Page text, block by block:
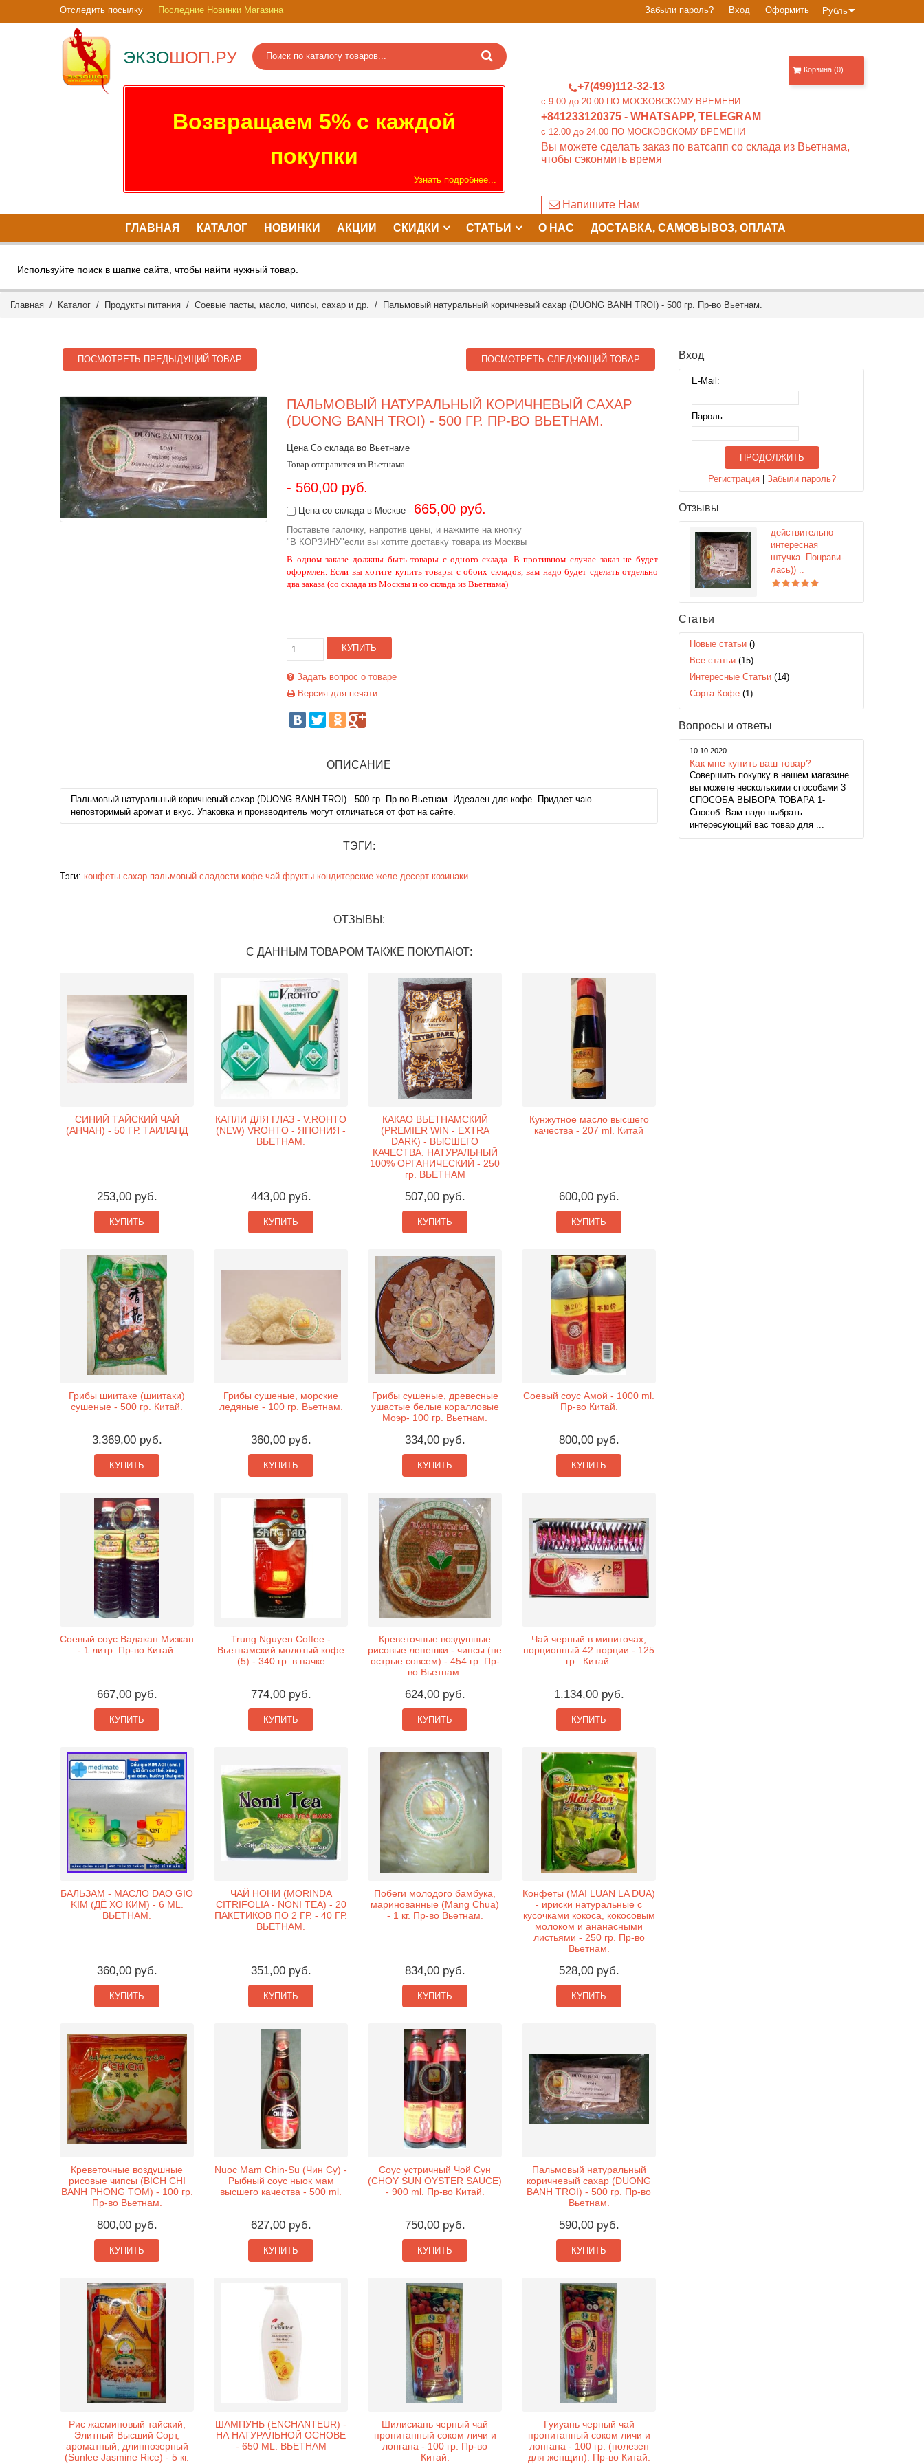
Рубль
Забыли пароль? Вход Оформить
Отследить посылку Последние Новинки Магазина
ЭКЗОШОП.РУ
+7(499)112-32-13
c 9.00 до 20.00 ПО МОСКОВСКОМУ ВРЕМЕНИ
+841233120375 - WHATSAPP, TELEGRAM
c 12.00 до 24.00 ПО МОСКОВСКОМУ ВРЕМЕНИ
Вы можете сделать заказ по ватсапп со склада из Вьетнама,
чтобы сэконмить время
Напишите Нам
Возвращаем 5% с каждой
покупки
Узнать подробнее...
Корзина (0)
ГЛАВНАЯ КАТАЛОГ НОВИНКИ АКЦИИ СКИДКИ СТАТЬИ О НАС ДОСТАВКА, САМОВЫВОЗ, ОПЛАТА
Используйте поиск в шапке сайта, чтобы найти нужный товар.
Главная / Каталог / Продукты питания / Соевые пасты, масло, чипсы, сахар и др. / Пальмовый натуральный коричневый сахар (DUONG BANH TROI) - 500 гр. Пр-во Вьетнам.
ПОСМОТРЕТЬ ПРЕДЫДУЩИЙ ТОВАР ПОСМОТРЕТЬ СЛЕДУЮЩИЙ ТОВАР
ПАЛЬМОВЫЙ НАТУРАЛЬНЫЙ КОРИЧНЕВЫЙ САХАР
(DUONG BANH TROI) - 500 ГР. ПР-ВО ВЬЕТНАМ.
Цена Со склада во Вьетнаме
Товар отправится из Вьетнама
- 560,00 руб.
Цена со склада в Москве - 665,00 руб.
Поставьте галочку, напротив цены, и нажмите на кнопку
"В КОРЗИНУ"если вы хотите доставку товара из Москвы
В одном заказе должны быть товары с одного склада. В противном случае заказ не будет
оформлен. Если вы хотите купить товары с обоих складов, вам надо будет сделать отдельно
два заказа (со склада из Москвы и со склада из Вьетнама)
КУПИТЬ
Задать вопрос о товаре
Версия для печати
ОПИСАНИЕ
Пальмовый натуральный коричневый сахар (DUONG BANH TROI) - 500 гр. Пр-во Вьетнам. Идеален для кофе. Придает чаю
неповторимый аромат и вкус. Упаковка и производитель могут отличаться от фот на сайте.
ТЭГИ:
Тэги: конфеты сахар пальмовый сладости кофе чай фрукты кондитерские желе десерт козинаки
ОТЗЫВЫ:
С ДАННЫМ ТОВАРОМ ТАКЖЕ ПОКУПАЮТ:
СИНИЙ ТАЙСКИЙ ЧАЙ
(АНЧАН) - 50 ГР. ТАИЛАНД
253,00 руб.
КУПИТЬ
КАПЛИ ДЛЯ ГЛАЗ - V.ROHTO
(NEW) VROHTO - ЯПОНИЯ -
ВЬЕТНАМ.
443,00 руб.
КУПИТЬ
КАКАО ВЬЕТНАМСКИЙ
(PREMIER WIN - EXTRA
DARK) - ВЫСШЕГО
КАЧЕСТВА. НАТУРАЛЬНЫЙ
100% ОРГАНИЧЕСКИЙ - 250
гр. ВЬЕТНАМ
507,00 руб.
КУПИТЬ
Кунжутное масло высшего
качества - 207 ml. Китай
600,00 руб.
КУПИТЬ
Грибы шиитаке (шиитаки)
сушеные - 500 гр. Китай.
3.369,00 руб.
КУПИТЬ
Грибы сушеные, морские
ледяные - 100 гр. Вьетнам.
360,00 руб.
КУПИТЬ
Грибы сушеные, древесные
ушастые белые коралловые
Моэр- 100 гр. Вьетнам.
334,00 руб.
КУПИТЬ
Соевый соус Амой - 1000 ml.
Пр-во Китай.
800,00 руб.
КУПИТЬ
Соевый соус Вадакан Мизкан
- 1 литр. Пр-во Китай.
667,00 руб.
КУПИТЬ
Trung Nguyen Coffee -
Вьетнамский молотый кофе
(5) - 340 гр. в пачке
774,00 руб.
КУПИТЬ
Креветочные воздушные
рисовые лепешки - чипсы (не
острые совсем) - 454 гр. Пр-
во Вьетнам.
624,00 руб.
КУПИТЬ
Чай черный в миниточах,
порционный 42 порции - 125
гр.. Китай.
1.134,00 руб.
КУПИТЬ
БАЛЬЗАМ - МАСЛО DAO GIO
KIM (ДЁ ХО КИМ) - 6 ML.
ВЬЕТНАМ.
360,00 руб.
КУПИТЬ
ЧАЙ НОНИ (MORINDA
CITRIFOLIA - NONI TEA) - 20
ПАКЕТИКОВ ПО 2 ГР. - 40 ГР.
ВЬЕТНАМ.
351,00 руб.
КУПИТЬ
Побеги молодого бамбука,
маринованные (Mang Chua)
- 1 кг. Пр-во Вьетнам.
834,00 руб.
КУПИТЬ
Конфеты (MAI LUAN LA DUA)
- ириски натуральные с
кусочками кокоса, кокосовым
молоком и ананасными
листьями - 250 гр. Пр-во
Вьетнам.
528,00 руб.
КУПИТЬ
Креветочные воздушные
рисовые чипсы (BICH CHI
BANH PHONG TOM) - 100 гр.
Пр-во Вьетнам.
800,00 руб.
КУПИТЬ
Nuoc Mam Chin-Su (Чин Су) -
Рыбный соус ныок мам
высшего качества - 500 ml.
627,00 руб.
КУПИТЬ
Соус устричный Чой Сун
(CHOY SUN OYSTER SAUCE)
- 900 ml. Пр-во Китай.
750,00 руб.
КУПИТЬ
Пальмовый натуральный
коричневый сахар (DUONG
BANH TROI) - 500 гр. Пр-во
Вьетнам.
590,00 руб.
КУПИТЬ
Рис жасминовый тайский,
Элитный Высший Сорт,
ароматный, длиннозерный
(Sunlee Jasmine Rice) - 5 кг.
ШАМПУНЬ (ENCHANTEUR) -
НА НАТУРАЛЬНОЙ ОСНОВЕ
- 650 ML. ВЬЕТНАМ
Шилисиань черный чай
пропитанный соком личи и
лонгана - 100 гр. Пр-во
Китай.
Гуиуань черный чай
пропитанный соком личи и
лонгана - 100 гр. (полезен
для женщин). Пр-во Китай.
Вход
E-Mail:
Пароль:
ПРОДОЛЖИТЬ
Регистрация |Забыли пароль?
Отзывы
действительно
интересная
штучка..Понрави-
лась)) ..
Статьи
Новые статьи ()
Все статьи (15)
Интересные Статьи (14)
Сорта Кофе (1)
Вопросы и ответы
10.10.2020
Как мне купить ваш товар?
Совершить покупку в нашем магазине
вы можете несколькими способами 3
СПОСОБА ВЫБОРА ТОВАРА 1-
Способ: Вам надо выбрать
интересующий вас товар для ...